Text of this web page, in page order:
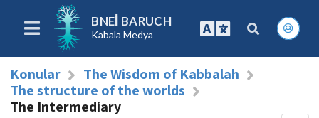
BNEI BARUCH
Kabala Medya
Konular
The Wisdom of Kabbalah
The structure of the worlds
The Intermediary